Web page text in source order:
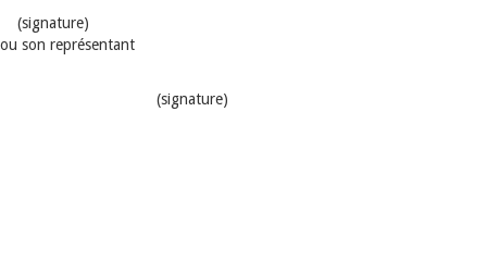
(signature)
ou son représentant
(signature)